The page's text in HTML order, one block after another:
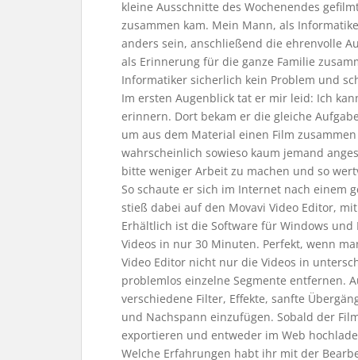
kleine Ausschnitte des Wochenendes
zusammen kam. Mein Mann, als
anders sein, anschließend die ehrenvolle
als Erinnerung für die ganze Familie
Informatiker sicherlich kein Problem und
Im ersten Augenblick tat er mir leid: Ich
erinnern. Dort bekam er die gleiche
um aus dem Material einen Film
wahrscheinlich sowieso kaum jemand
bitte weniger Arbeit zu machen und so
So schaute er sich im Internet nach einem
stieß dabei auf den Movavi Video Editor,
Erhältlich ist die Software für Windows
Videos in nur 30 Minuten. Perfekt, wenn
Video Editor nicht nur die Videos in
problemlos einzelne Segmente entfernen.
verschiedene Filter, Effekte, sanfte
und Nachspann einzufügen. Sobald der
exportieren und entweder im Web
Welche Erfahrungen habt ihr mit der